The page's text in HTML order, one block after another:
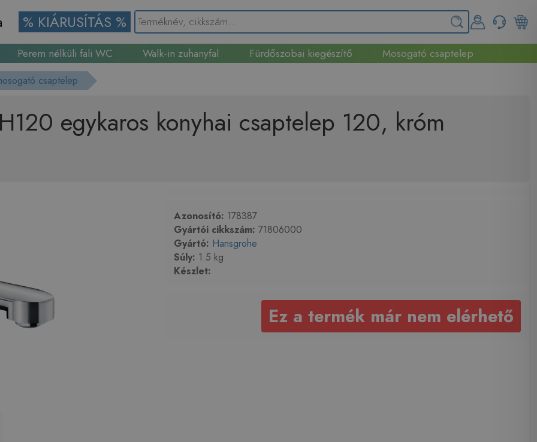
% KIÁRUSÍTÁS %
Perem nélküli fali WC Walk-in zuhanyfal Fürdőszobai kiegészítő
Mosogató csaptelep
Gránit mosogató
csaptelep
egykaros konyhai csaptelep 120, króm
Azonosító: 178387
Gyártói cikkszám: 71806000
Gyártó: Hansgrohe
Súly: 1.5 kg
Készlet:
Ez a termék már nem elérhető